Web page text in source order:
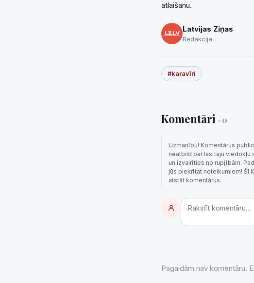
atlaišanu.
Latvijas Ziņas
Redakcija
#karavīri
Komentāri · 0
Uzmanību! Komentārus
neatbild par lasītāju viedokļu
un izvairīties no rupjībām.
jūs piekrītat noteikumiem! Šī
atstāt komentārus.
Pagaidām nav komentāru.